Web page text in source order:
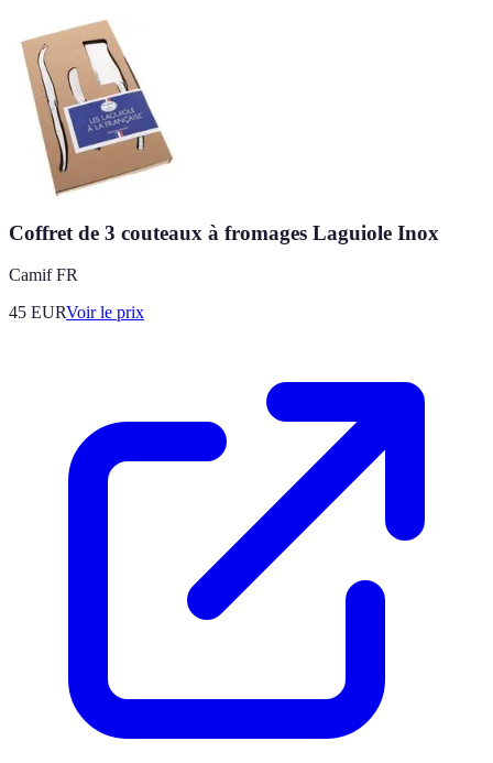
Coffret de 3 couteaux à fromages Laguiole Inox
Camif FR
45 EURVoir le prix